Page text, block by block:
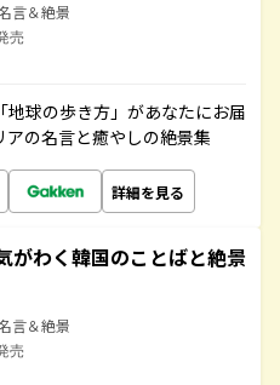
言＆絶景
売
球の歩き方」があなたにお届
の名言と癒やしの絶景集
詳細を見る
がわく韓国のことばと絶景
言＆絶景
売